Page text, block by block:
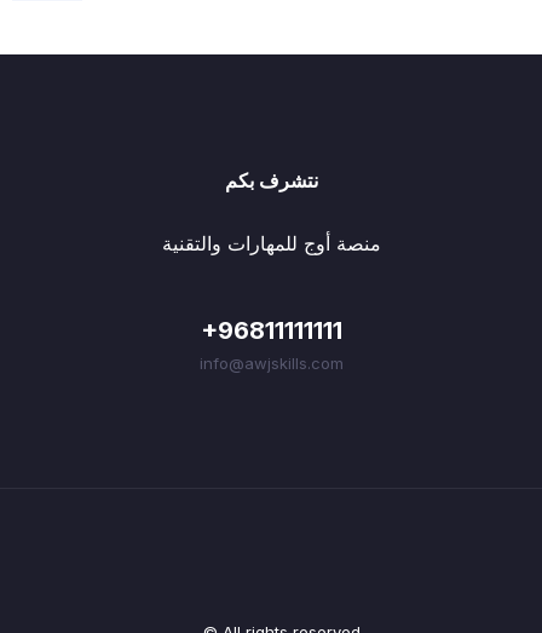
نتشرف بكم
منصة أوج للمهارات والتقنية
+96811111111
info@awjskills.com